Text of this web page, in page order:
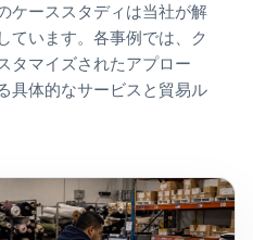
ケーススタディは当社が解
ています。各事例では、ク
タマイズされたアプロー
具体的なサービスと貿易ル